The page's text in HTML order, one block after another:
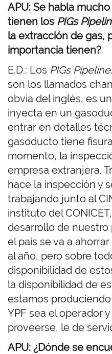
APU: Se habla
tienen los PIGs
la extracción de gas,
importancia tienen?
E.D.: Los PIGs
son los llamados
obvia del inglés, es
inyecta en un
entrar en detalles
gasoducto tiene
momento, la
empresa extranjera.
hace la inspección y
trabajando junto al
instituto del
desarrollo de nuestro
el país se va a
al año, pero sobre
disponibilidad de
la disponibilidad de
estamos
YPF sea el operador
proveerse, le de
APU: ¿Dónde se